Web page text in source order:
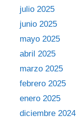
julio 2025
junio 2025
mayo 2025
abril 2025
marzo 2025
febrero 2025
enero 2025
diciembre 2024